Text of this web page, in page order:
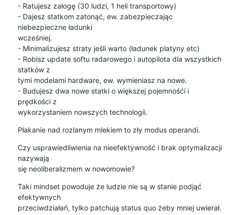
- Ratujesz załogę (30 ludzi, 1 heli transportowy)
- Dajesz statkom zatonąć, ew. zabezpieczając
niebezpieczne ładunki
wcześniej.
- Minimalizujesz straty jeśli warto (ładunek platyny etc)
- Robisz update softu radarowego i autopilota dla wszystkich
statków z
tymi modelami hardware, ew. wymieniasz na nowe.
- Budujesz dwa nowe statki o większej pojemnośći i
prędkości z
wykorzystaniem nowszych technologii.
Płakanie nad rozlanym mlekiem to zły modus operandi.
Czy usprawiedliwienia na nieefektywność i brak optymalizacji
nazywają
się neoliberalizmem w nowomowie?
Taki mindset powoduje że ludzie nie są w stanie podjąć
efektywnych
przeciwdziałań, tylko patchują status quo żeby mniej uwierał.